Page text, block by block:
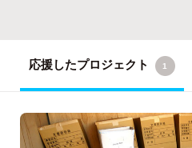
応援したプロジェクト 1